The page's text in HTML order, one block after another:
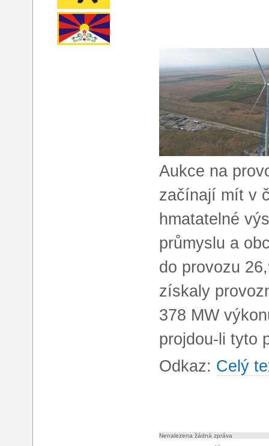
Aukce na
začínají mít v
hmatatelné
průmyslu a
do provozu
získaly
378 MW
projdou-li tyto
Odkaz: Celý
Nenalezena žádná zpráva